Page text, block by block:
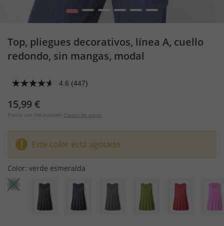
1 2 3 4 5 6
Top, pliegues decorativos, línea A, cuello
redondo, sin mangas, modal
4.6 (447)
15,99 €
Precio con IVA incluido Costes de envío
Este color está agotado
Color: verde esmeralda